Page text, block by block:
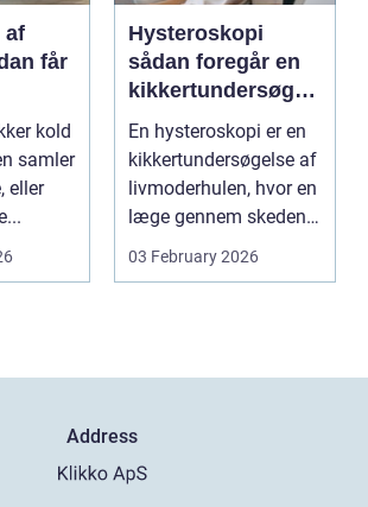
af
får
kold
samler
eller
Hysteroskopi
sådan foregår en
kikkertundersøgel
se af livmoderen
En hysteroskopi er en
kikkertundersøgelse af
livmoderhulen, hvor en
læge gennem skeden
og livmoderha...
03 February 2026
Address